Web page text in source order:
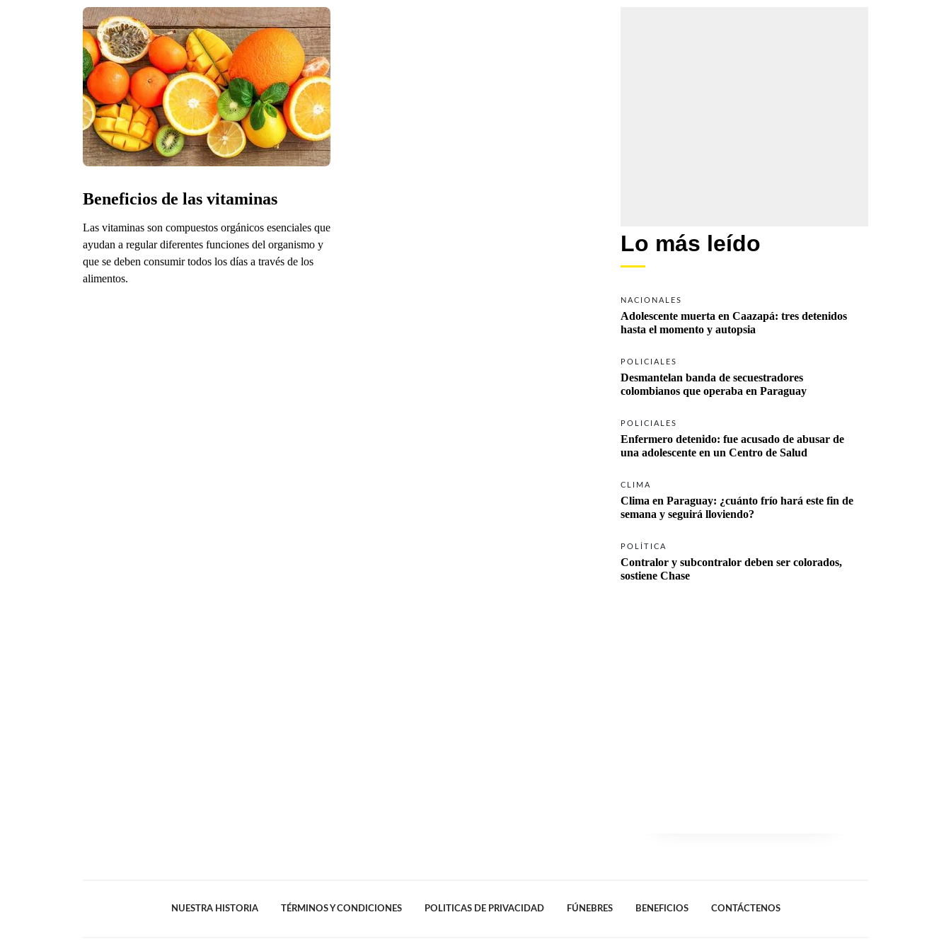
Beneficios de las vitaminas
Las vitaminas son compuestos orgánicos esenciales que
ayudan a regular diferentes funciones del organismo y
que se deben consumir todos los días a través de los
alimentos.
Lo más leído
NACIONALES
Adolescente muerta en Caazapá: tres detenidos
hasta el momento y autopsia
POLICIALES
Desmantelan banda de secuestradores
colombianos que operaba en Paraguay
POLICIALES
Enfermero detenido: fue acusado de abusar de
una adolescente en un Centro de Salud
CLIMA
Clima en Paraguay: ¿cuánto frío hará este fin de
semana y seguirá lloviendo?
POLÍTICA
Contralor y subcontralor deben ser colorados,
sostiene Chase
NUESTRA HISTORIA TÉRMINOS Y CONDICIONES POLITICAS DE PRIVACIDAD FÚNEBRES BENEFICIOS CONTÁCTENOS